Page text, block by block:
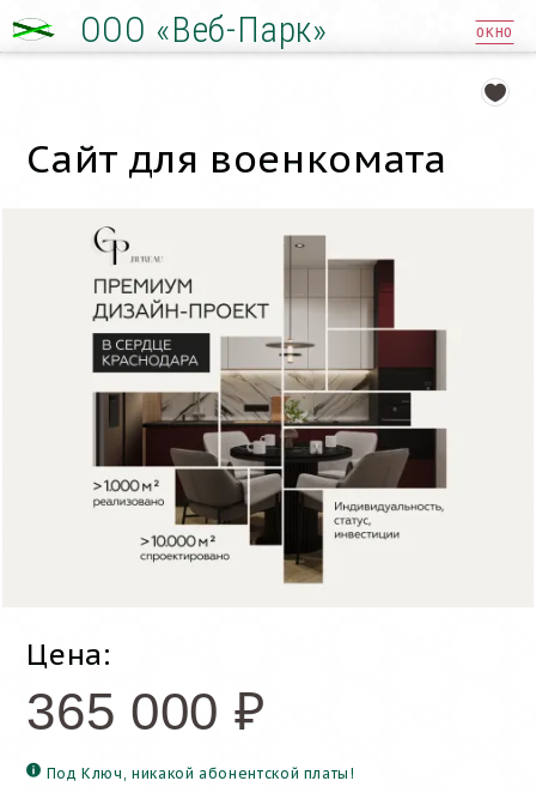
ООО «Веб-Парк» ОКНО
Сайт для военкомата
Цена:
365 000 ₽
Под Ключ, никакой абонентской платы!